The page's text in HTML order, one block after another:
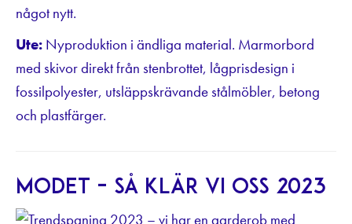
något nytt.
Ute: Nyproduktion i ändliga material. Marmorbord
med skivor direkt från stenbrottet, lågprisdesign i
fossilpolyester, utsläppskrävande stålmöbler, betong
och plastfärger.
Modet – så klär vi oss 2023